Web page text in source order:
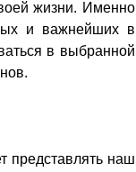
жизни. Именно
и важнейших в
в выбранной
представлять наш